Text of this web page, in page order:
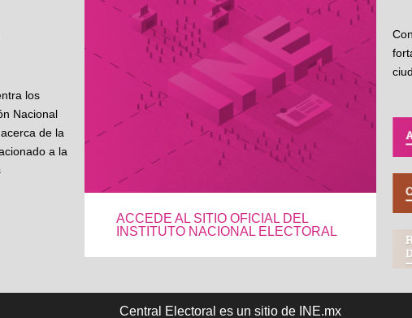
los
Nacional
de la
a la
ACCEDE AL SITIO OFICIAL DEL
INSTITUTO NACIONAL ELECTORAL
Central Electoral es un sitio de INE.mx